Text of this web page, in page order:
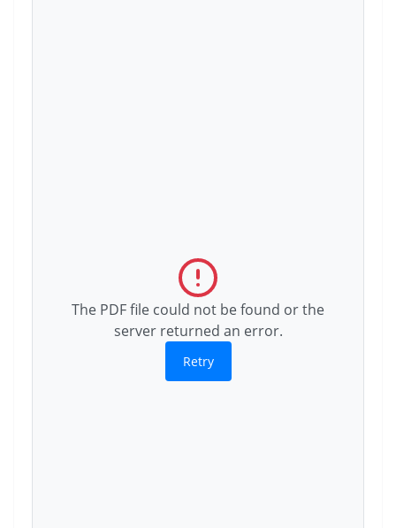
The PDF file could not be found or the
server returned an error.
Retry